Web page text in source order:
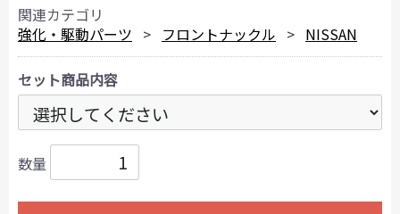
関連カテゴリ
強化・駆動パーツ
フロントナックル NISSAN
セット商品内容
数量